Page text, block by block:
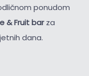
ponudom
& Fruit barza
dana.